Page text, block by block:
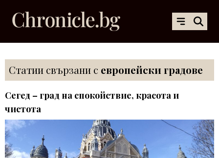
Статии свързани с европейски градове
Сегед – град на спокойствие, красота и
чистота